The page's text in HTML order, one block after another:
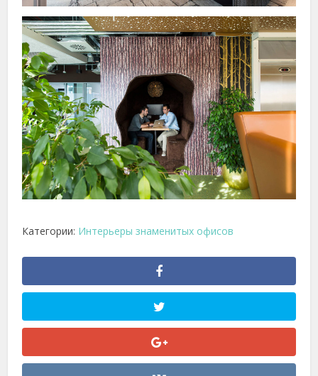
Категории: Интерьеры знаменитых офисов